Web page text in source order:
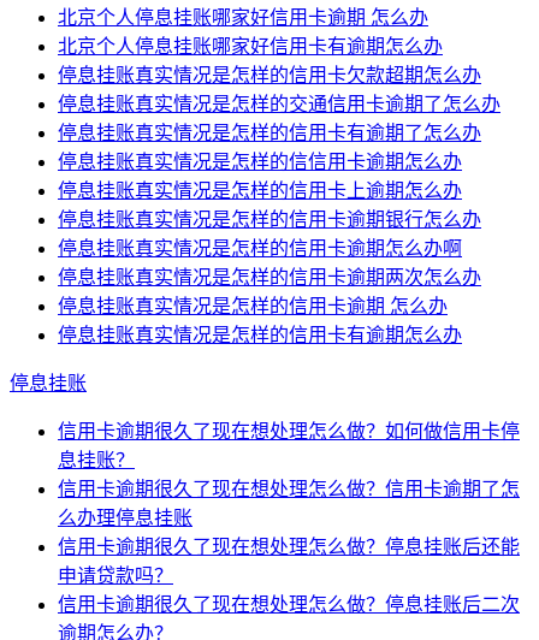
北京个人停息挂账哪家好信用卡逾期 怎么办
北京个人停息挂账哪家好信用卡有逾期怎么办
停息挂账真实情况是怎样的信用卡欠款超期怎么办
停息挂账真实情况是怎样的交通信用卡逾期了怎么办
停息挂账真实情况是怎样的信用卡有逾期了怎么办
停息挂账真实情况是怎样的信信用卡逾期怎么办
停息挂账真实情况是怎样的信用卡上逾期怎么办
停息挂账真实情况是怎样的信用卡逾期银行怎么办
停息挂账真实情况是怎样的信用卡逾期怎么办啊
停息挂账真实情况是怎样的信用卡逾期两次怎么办
停息挂账真实情况是怎样的信用卡逾期 怎么办
停息挂账真实情况是怎样的信用卡有逾期怎么办
停息挂账
信用卡逾期很久了现在想处理怎么做？如何做信用卡停
息挂账？
信用卡逾期很久了现在想处理怎么做？信用卡逾期了怎
么办理停息挂账
信用卡逾期很久了现在想处理怎么做？停息挂账后还能
申请贷款吗？
信用卡逾期很久了现在想处理怎么做？停息挂账后二次
逾期怎么办？